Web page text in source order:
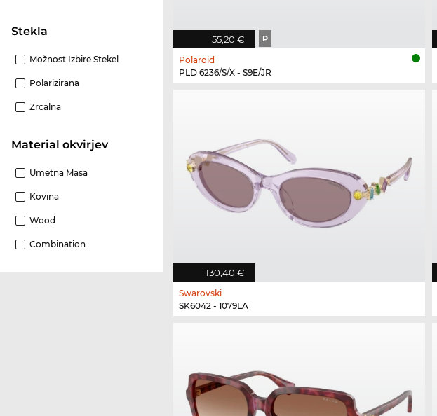
Stekla
Možnost Izbire Stekel
Polarizirana
Zrcalna
Material okvirjev
Umetna Masa
Kovina
Wood
Combination
55,20 € P
Polaroid
PLD 6236/S/X - S9E/JR
130,40 €
Swarovski
SK6042 - 1079LA